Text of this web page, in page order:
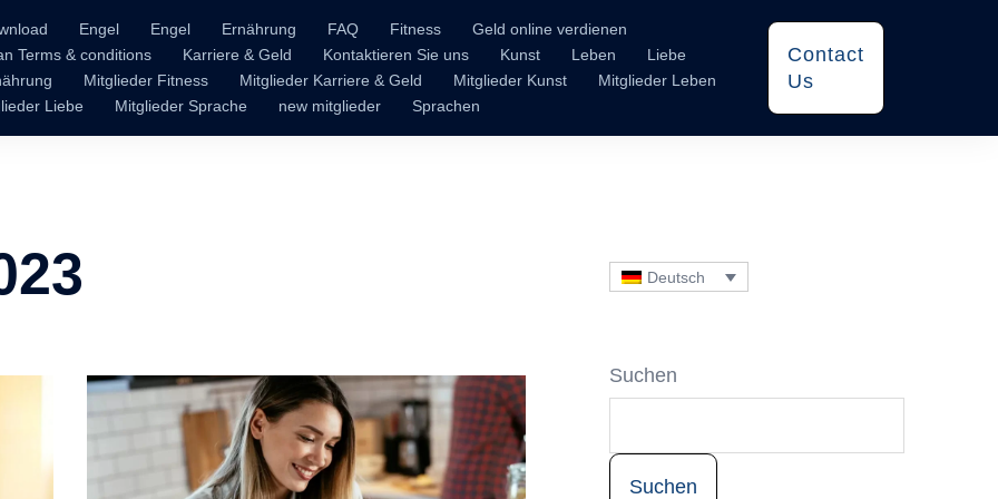
Engel Engel Ernährung FAQ Fitness
Geld online verdienen
Terms & conditions Karriere & Geld Kontaktieren Sie uns Kunst Leben
Liebe
Mitglieder Fitness Mitglieder Karriere & Geld Mitglieder Kunst
Mitglieder Leben
Liebe
Mitglieder Sprache new mitglieder Sprachen
Contact
Us
Deutsch
Suchen
Suchen